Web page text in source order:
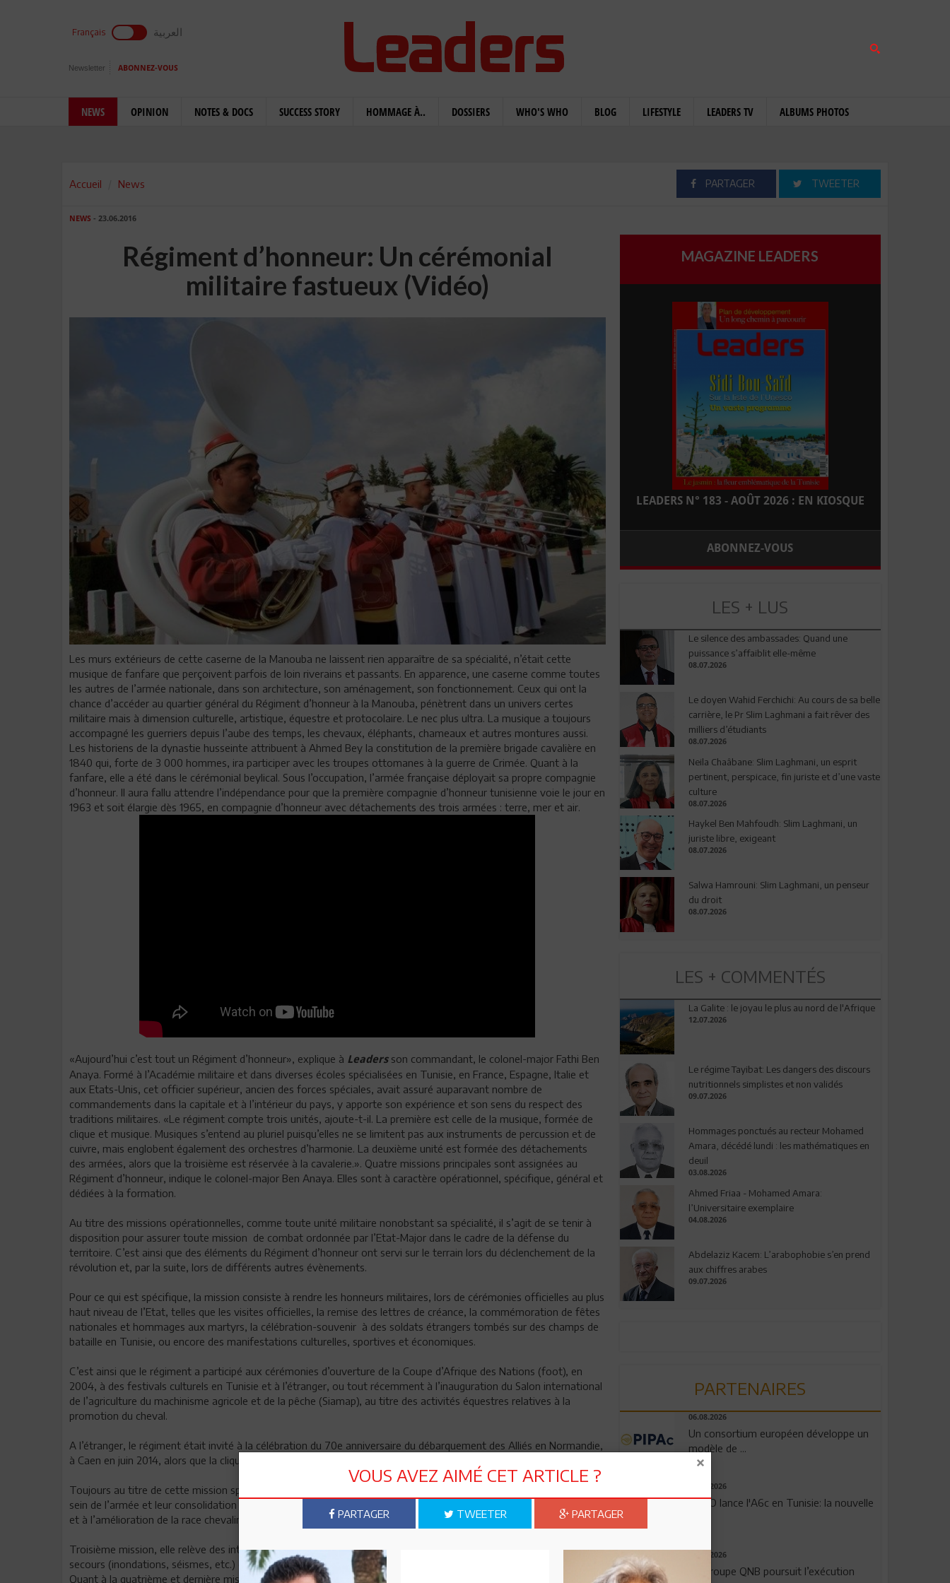
Français العربية
Newsletter ABONNEZ-VOUS
NEWS OPINION NOTES & DOCS SUCCESS STORY HOMMAGE À.. DOSSIERS WHO'S WHO BLOG LIFESTYLE LEADERS TV ALBUMS PHOTOS
Accueil News PARTAGER TWEETER
NEWS - 23.06.2016
Régiment d’honneur: Un cérémonial
militaire fastueux (Vidéo)
Les murs extérieurs de cette caserne de la Manouba ne laissent rien apparaître de sa spécialité, n’était cette
musique de fanfare que perçoivent parfois de loin riverains et passants. En apparence, une caserne comme toutes
les autres de l’armée nationale, dans son architecture, son aménagement, son fonctionnement. Ceux qui ont la
chance d’accéder au quartier général du Régiment d’honneur à la Manouba, pénètrent dans un univers certes
militaire mais à dimension culturelle, artistique, équestre et protocolaire. Le nec plus ultra. La musique a toujours
accompagné les guerriers depuis l’aube des temps, les chevaux, éléphants, chameaux et autres montures aussi.
Les historiens de la dynastie husseinte attribuent à Ahmed Bey la constitution de la première brigade cavalière en
1840 qui, forte de 3 000 hommes, ira participer avec les troupes ottomanes à la guerre de Crimée. Quant à la
fanfare, elle a été dans le cérémonial beylical. Sous l’occupation, l’armée française déployait sa propre compagnie
d’honneur. Il aura fallu attendre l’indépendance pour que la première compagnie d’honneur tunisienne voie le jour en
1963 et soit élargie dès 1965, en compagnie d’honneur avec détachements des trois armées : terre, mer et air.
«Aujourd’hui c’est tout un Régiment d’honneur», explique à Leadersson commandant, le colonel-major Fathi Ben
Anaya. Formé à l’Académie militaire et dans diverses écoles spécialisées en Tunisie, en France, Espagne, Italie et
aux Etats-Unis, cet officier supérieur, ancien des forces spéciales, avait assuré auparavant nombre de
commandements dans la capitale et à l’intérieur du pays, y apporte son expérience et son sens du respect des
traditions militaires. «Le régiment compte trois unités, ajoute-t-il. La première est celle de la musique, formée de
clique et musique. Musiques s’entend au pluriel puisqu’elles ne se limitent pas aux instruments de percussion et de
cuivre, mais englobent également des orchestres d’harmonie. La deuxième unité est formée des détachements
des armées, alors que la troisième est réservée à la cavalerie.». Quatre missions principales sont assignées au
Régiment d’honneur, indique le colonel-major Ben Anaya. Elles sont à caractère opérationnel, spécifique, général et
dédiées à la formation.
Au titre des missions opérationnelles, comme toute unité militaire nonobstant sa spécialité, il s’agit de se tenir à
disposition pour assurer toute mission de combat ordonnée par l’Etat-Major dans le cadre de la défense du
territoire. C’est ainsi que des éléments du Régiment d’honneur ont servi sur le terrain lors du déclenchement de la
révolution et, par la suite, lors de différents autres évènements.
Pour ce qui est spécifique, la mission consiste à rendre les honneurs militaires, lors de cérémonies officielles au plus
haut niveau de l’Etat, telles que les visites officielles, la remise des lettres de créance, la commémoration de fêtes
nationales et hommages aux martyrs, la célébration-souvenir à des soldats étrangers tombés sur des champs de
bataille en Tunisie, ou encore des manifestations culturelles, sportives et économiques.
C’est ainsi que le régiment a participé aux cérémonies d’ouverture de la Coupe d’Afrique des Nations (foot), en
2004, à des festivals culturels en Tunisie et à l’étranger, ou tout récemment à l’inauguration du Salon international
de l’agriculture du machinisme agricole et de la pêche (Siamap), au titre des activités équestres relatives à la
promotion du cheval.
A l’étranger, le régiment était invité à la célébration du 70e anniversaire du débarquement des Alliés en Normandie,
à Caen en juin 2014, alors que la clique et musique aligne pas moins de 17 participations à l’étranger.
Toujours au titre de cette mission spécifique, figure la préservation et la perpétuation des traditions équestres au
sein de l’armée et leur consolidation en fournissant des chevaux à toutes les casernes, œuvrant à la préservation
et à l’amélioration de la race chevaline, qu’il s’agisse de pur-sang arabe, barbe et arabe barbe
Troisième mission, elle relève des interventions à caractère général, à savoir la participation à des actions de
secours (inondations, séismes, etc.) et de maintien de l’ordre
Quant à la quatrième et dernière mission, elle porte sur la formation dans les deux domaines spécifiques au
MAGAZINE LEADERS
LEADERS N° 183 - AOÛT 2026 : EN KIOSQUE
ABONNEZ-VOUS
LES + LUS
Le silence des ambassades: Quand une
puissance s’affaiblit elle-même
08.07.2026
Le doyen Wahid Ferchichi: Au cours de sa belle
carrière, le Pr Slim Laghmani a fait rêver des
milliers d’étudiants
08.07.2026
Neila Chaâbane: Slim Laghmani, un esprit
pertinent, perspicace, fin juriste et d’une vaste
culture
08.07.2026
Haykel Ben Mahfoudh: Slim Laghmani, un
juriste libre, exigeant
08.07.2026
Salwa Hamrouni: Slim Laghmani, un penseur
du droit
08.07.2026
LES + COMMENTÉS
La Galite : le joyau le plus au nord de l'Afrique
12.07.2026
Le régime Tayibat: Les dangers des discours
nutritionnels simplistes et non validés
09.07.2026
Hommages ponctués au recteur Mohamed
Amara, décédé lundi : les mathématiques en
deuil
03.08.2026
Ahmed Friaa - Mohamed Amara:
l’Universitaire exemplaire
04.08.2026
Abdelaziz Kacem: L’arabophobie s’en prend
aux chiffres arabes
09.07.2026
PARTENAIRES
06.08.2026
Un consortium européen développe un
modèle de ...
04.08.2026
OPPO lance l'A6c en Tunisie: la nouvelle
29.07.2026
Le Groupe QNB poursuit l’exécution
VOUS AVEZ AIMÉ CET ARTICLE ?
PARTAGER TWEETER PARTAGER